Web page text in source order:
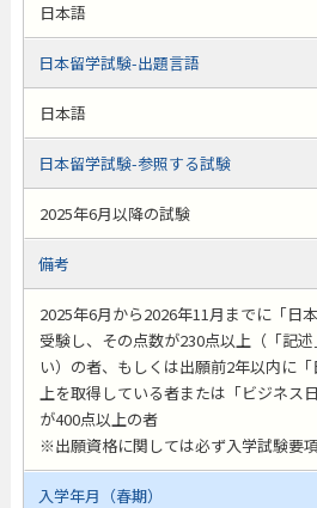
日本語
日本留学試験-出題言語
日本語
日本留学試験-参照する試験
2025年6月以降の試験
備考
2025年6月から2026年11月までに「日
受験し、その点数が230点以上（「記
い）の者、もしくは出願前2年以内に
上を取得している者または「ビジネス
が400点以上の者
※出願資格に関しては必ず入学試験要
入学年月（春期）